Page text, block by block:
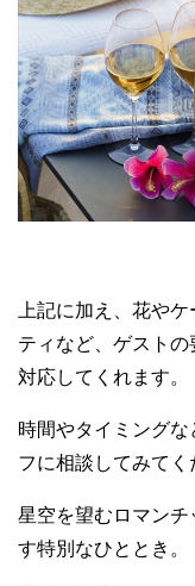
上記に加え、花や
ティなど、ゲスト
対応してくれます。
時間やタイミング
フに相談してみてく
星空を望むロマン
す特別なひととき。